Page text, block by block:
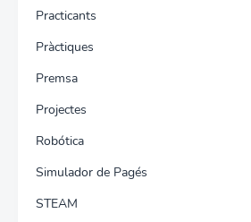
Practicants
Pràctiques
Premsa
Projectes
Robótica
Simulador de Pagés
STEAM